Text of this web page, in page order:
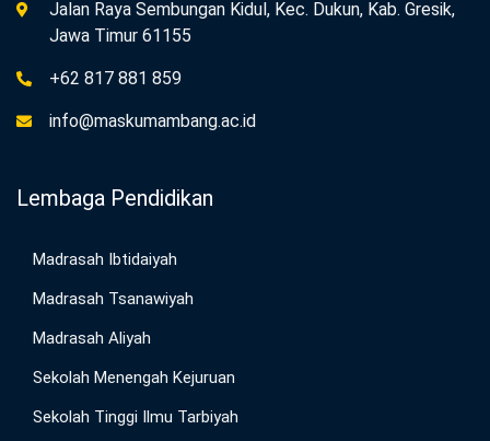
Jalan Raya Sembungan Kidul, Kec. Dukun, Kab. Gresik,
Jawa Timur 61155
+62 817 881 859
info@maskumambang.ac.id
Lembaga Pendidikan
Madrasah Ibtidaiyah
Madrasah Tsanawiyah
Madrasah Aliyah
Sekolah Menengah Kejuruan
Sekolah Tinggi Ilmu Tarbiyah